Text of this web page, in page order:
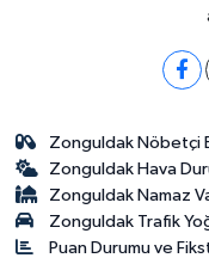
Zonguldak Nöbetçi
Zonguldak Hava
Zonguldak Namaz
Zonguldak Trafik
Puan Durumu ve